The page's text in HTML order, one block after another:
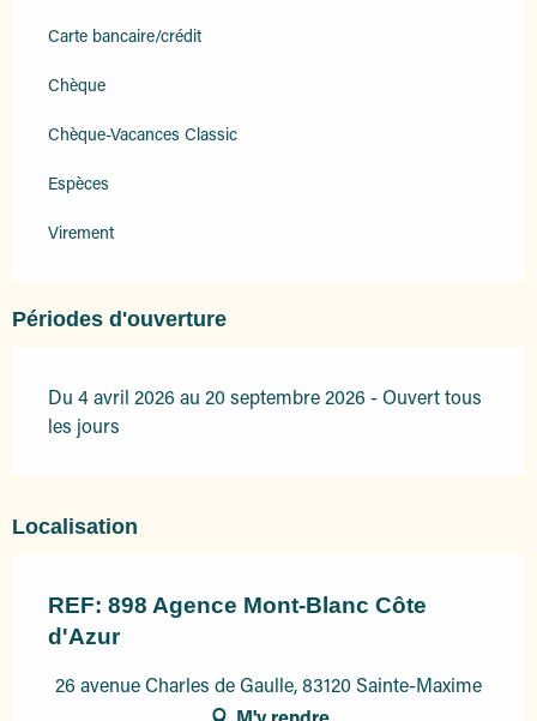
Carte bancaire/crédit
Chèque
Chèque-Vacances Classic
Espèces
Virement
Périodes d'ouverture
Du 4 avril 2026 au 20 septembre 2026 - Ouvert tous
les jours
Localisation
REF: 898 Agence Mont-Blanc Côte
d'Azur
26 avenue Charles de Gaulle, 83120 Sainte-Maxime